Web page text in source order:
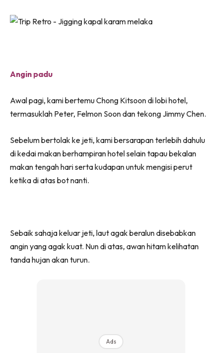
Angin padu
Awal pagi, kami bertemu Chong Kitsoon di lobi hotel,
termasuklah Peter, Felmon Soon dan tekong Jimmy Chen.
Sebelum bertolak ke jeti, kami bersarapan terlebih dahulu
di kedai makan berhampiran hotel selain tapau bekalan
makan tengah hari serta kudapan untuk mengisi perut
ketika di atas bot nanti.
Sebaik sahaja keluar jeti, laut agak beralun disebabkan
angin yang agak kuat. Nun di atas, awan hitam kelihatan
tanda hujan akan turun.
Ads